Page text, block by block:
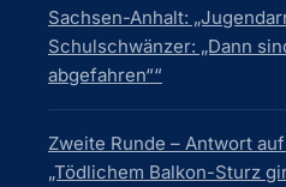
Sachsen-Anhalt:
Schulschwänzer: „Dann
abgefahren““
Zweite Runde – Antwort
„Tödlichem Balkon-Sturz